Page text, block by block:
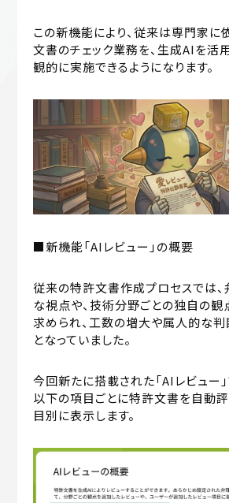
この新機能により、従来は専門家に
文書のチェック業務を、生成AIを活
観的に実施できるようになります。
■新機能「AIレビュー」の概要
従来の特許文書作成プロセスでは
な視点や、技術分野ごとの独自の観
求められ、工数の増大や属人的な
となっていました。
今回新たに搭載された「AIレビュー
以下の項目ごとに特許文書を自動
目別に表示します。